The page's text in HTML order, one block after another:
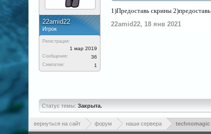
22amid22
Игрок
Регистрация:
1 мар 2019
Сообщения: 36
Симпатии: 1
1)Предоставь скрины
22amid22, 18 янв 2021
Статус темы: Закрыта.
вернуться на сайт форум наши сервера technomagic